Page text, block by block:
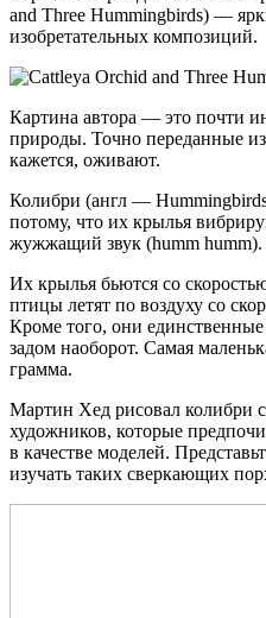
and Three Hummingbirds) —
изобретательных композиций.
Картина автора — это почти
природы. Точно переданные
кажется, оживают.
Колибри (англ —
потому, что их крылья
жужжащий звук (humm humm).
Их крылья бьются со
птицы летят по воздуху со
Кроме того, они
задом наоборот. Самая
грамма.
Мартин Хед рисовал колибри
художников, которые
в качестве моделей.
изучать таких сверкающих